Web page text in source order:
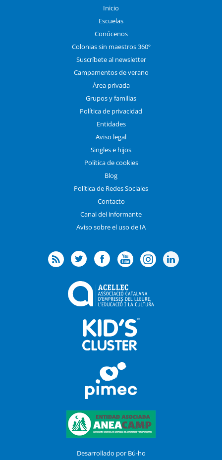
Inicio
Escuelas
Conócenos
Colonias sin maestros 360º
Suscríbete al newsletter
Campamentos de verano
Área privada
Grupos y familias
Política de privacidad
Entidades
Aviso legal
Singles e hijos
Política de cookies
Blog
Política de Redes Sociales
Contacto
Canal del informante
Aviso sobre el uso de IA
Desarrollado por Bú-ho